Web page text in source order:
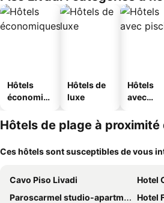
Hôtels
économiq
Hôtels de
luxe
Hôtels
avec
Hôtels de plage à proximité
Ces hôtels sont susceptibles de vous
Cavo Piso Livadi
Hotel
Paroscarmel studio-apartment
Hotel